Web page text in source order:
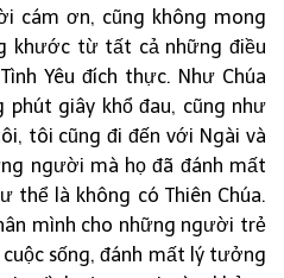
cám ơn, cũng không mong
khước từ tất cả những điều
Yêu đích thực. Như Chúa
phút giây khổ đau, cũng như
tôi cũng đi đến với Ngài và
người mà họ đã đánh mất
thể là không có Thiên Chúa.
mình cho những người trẻ
sống, đánh mất lý tưởng